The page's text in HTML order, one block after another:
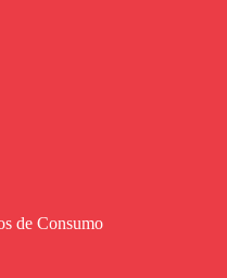
de Consumo